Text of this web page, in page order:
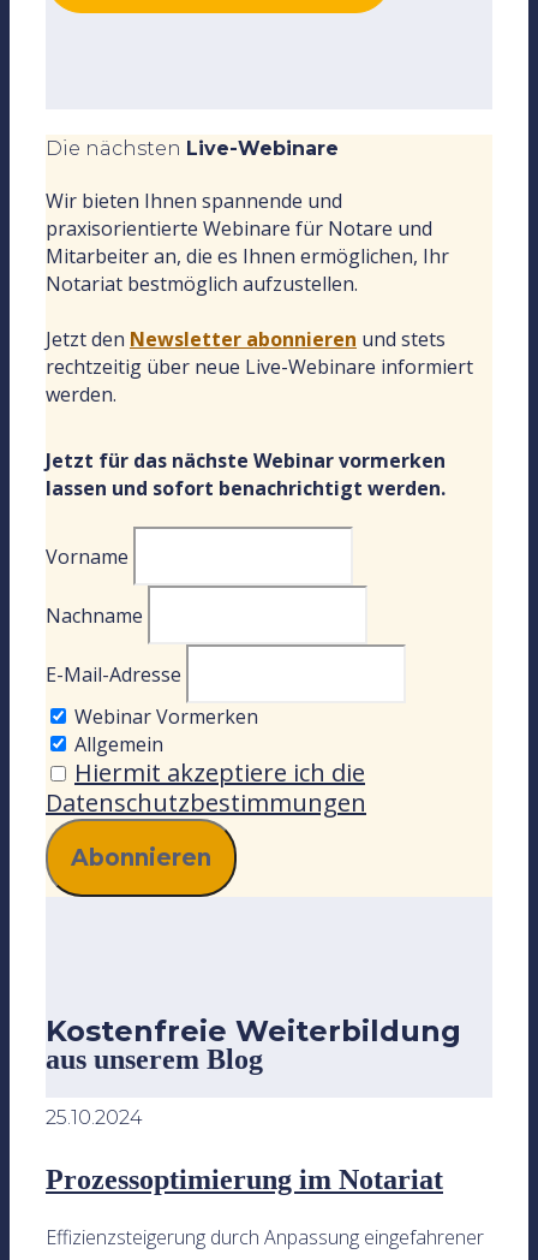
Die nächsten Live-Webinare
Wir bieten Ihnen spannende und
praxisorientierte Webinare für Notare und
Mitarbeiter an, die es Ihnen ermöglichen, Ihr
Notariat bestmöglich aufzustellen.
Jetzt den Newsletter abonnieren und stets
rechtzeitig über neue Live-Webinare informiert
werden.
Jetzt für das nächste Webinar vormerken
lassen und sofort benachrichtigt werden.
Vorname
Nachname
E-Mail-Adresse
Webinar Vormerken
Allgemein
Hiermit akzeptiere ich die
Datenschutzbestimmungen
Kostenfreie Weiterbildung
aus unserem Blog
25.10.2024
Prozessoptimierung im Notariat
Effizienzsteigerung durch Anpassung eingefahrener